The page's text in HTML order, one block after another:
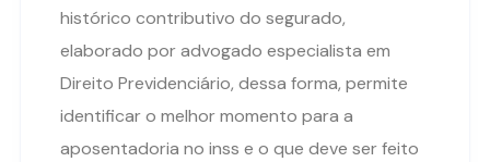
histórico contributivo do segurado,
elaborado por advogado especialista em
Direito Previdenciário, dessa forma, permite
identificar o melhor momento para a
aposentadoria no inss e o que deve ser feito